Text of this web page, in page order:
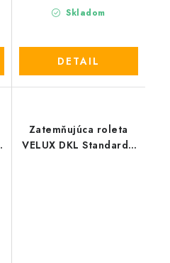
Skladom
DETAIL
Zatemňujúca roleta
VELUX DKL Standard -